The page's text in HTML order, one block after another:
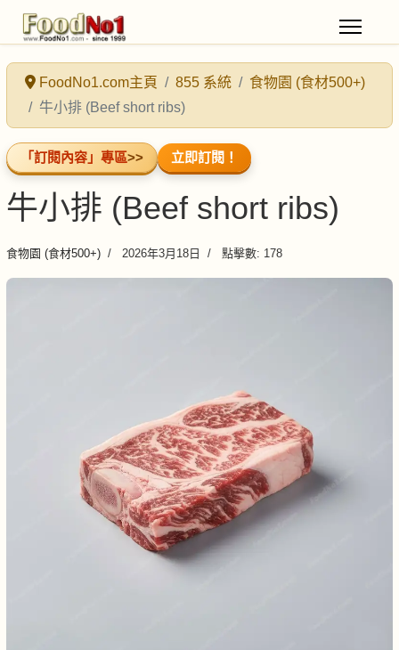
FoodNo1.com主頁 855 系統
食物園 (食材500+)
牛小排 (Beef short ribs)
「訂閱內容」專區>> 立即訂閱！
牛小排 (Beef short ribs)
食物園 (食材500+) 2026年3月18日 點擊數: 178